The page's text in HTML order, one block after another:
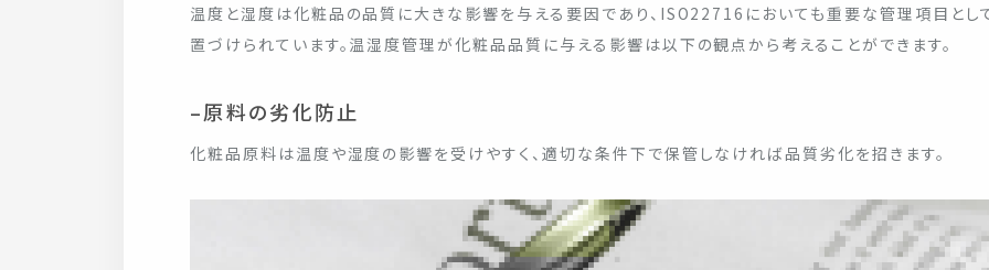
温度と湿度は化粧品の品質に大きな影響を与える要因であり、ISO22716においても重要な管理項目とし
置づけられています。温湿度管理が化粧品品質に与える影響は以下の観点から考えることができます。
–原料の劣化防止
化粧品原料は温度や湿度の影響を受けやすく、適切な条件下で保管しなければ品質劣化を招きます。